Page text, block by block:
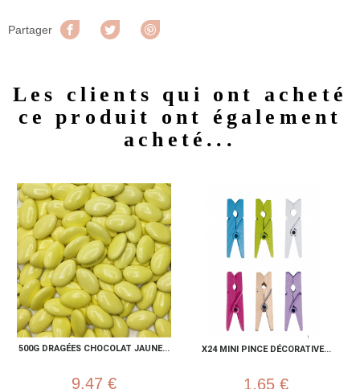
Partager Partager Tweet
Les clients qui ont acheté
ce produit ont également
acheté...
500G DRAGÉES CHOCOLAT JAUNE...
9,47 €
X24 MINI PINCE DÉCORATIVE...
1,65 €